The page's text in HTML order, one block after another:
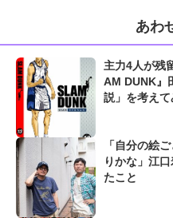
あわ
主力4人が残
AM DUNK』
説」を考えて
「自分の絵
りかな」江
たこと